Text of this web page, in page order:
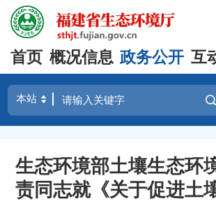
首页 概况信息 政务公开 互
生态环境部土壤生态环
责同志就《关于促进土